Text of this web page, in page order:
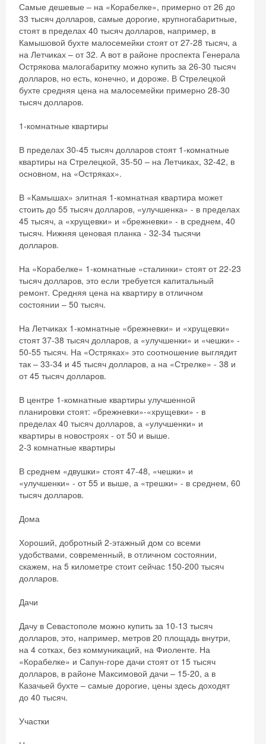
Самые дешевые – на «Корабелке», примерно от 26 до
33 тысяч долларов, самые дорогие, крупногабаритные,
стоят в пределах 40 тысяч долларов, например, в
Камышовой бухте малосемейки стоят от 27-28 тысяч, а
на Летчиках – от 32. А вот в районе проспекта Генерала
Острякова малогабаритку можно купить за 26-30 тысяч
долларов, но есть, конечно, и дороже. В Стрелецкой
бухте средняя цена на малосемейки примерно 28-30
тысяч долларов.
1-комнатные квартиры
В пределах 30-45 тысяч долларов стоят 1-комнатные
квартиры на Стрелецкой, 35-50 – на Летчиках, 32-42, в
основном, на «Остряках».
В «Камышах» элитная 1-комнатная квартира может
стоить до 55 тысяч долларов, «улучшенка» - в пределах
45 тысяч, а «хрущевки» и «брежневки» - в среднем, 40
тысяч. Нижняя ценовая планка - 32-34 тысячи
долларов.
На «Корабелке» 1-комнатные «сталинки» стоят от 22-23
тысяч долларов, это если требуется капитальный
ремонт. Средняя цена на квартиру в отличном
состоянии – 50 тысяч.
На Летчиках 1-комнатные «брежневки» и «хрущевки»
стоят 37-38 тысяч долларов, а «улучшенки» и «чешки» -
50-55 тысяч. На «Остряках» это соотношение выглядит
так – 33-34 и 45 тысяч долларов, а на «Стрелке» - 38 и
от 45 тысяч долларов.
В центре 1-комнатные квартиры улучшенной
планировки стоят: «брежневки»-«хрущевки» - в
пределах 40 тысяч долларов, а «улучшенки» и
квартиры в новостроях - от 50 и выше.
2-3 комнатные квартиры
В среднем «двушки» стоят 47-48, «чешки» и
«улучшенки» - от 55 и выше, а «трешки» - в среднем, 60
тысяч долларов.
Дома
Хороший, добротный 2-этажный дом со всеми
удобствами, современный, в отличном состоянии,
скажем, на 5 километре стоит сейчас 150-200 тысяч
долларов.
Дачи
Дачу в Севастополе можно купить за 10-13 тысяч
долларов, это, например, метров 20 площадь внутри,
на 4 сотках, без коммуникаций, на Фиоленте. На
«Корабелке» и Сапун-горе дачи стоят от 15 тысяч
долларов, в районе Максимовой дачи – 15-20, а в
Казачьей бухте – самые дорогие, цены здесь доходят
до 40 тысяч.
Участки